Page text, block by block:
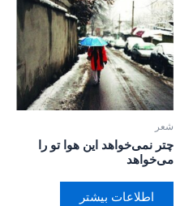
شعر
چتر نمی‌خواهد این هوا تو را
می‌خواهد
اطلاعات بیشتر